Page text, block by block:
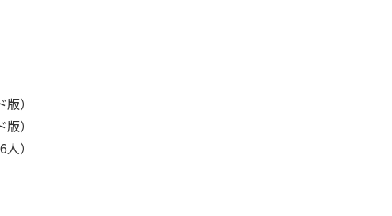
）
）
）